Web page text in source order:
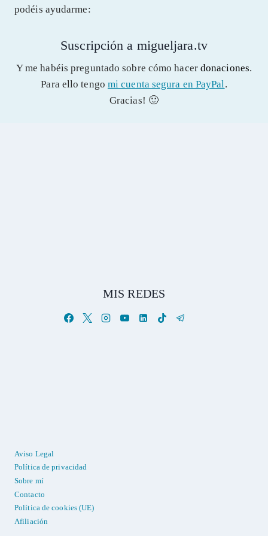
podéis ayudarme:
Suscripción a migueljara.tv
Y me habéis preguntado sobre cómo hacer donaciones.
Para ello tengo mi cuenta segura en PayPal.
Gracias! 🙂
MIS REDES
Aviso Legal
Política de privacidad
Sobre mí
Contacto
Política de cookies (UE)
Afiliación